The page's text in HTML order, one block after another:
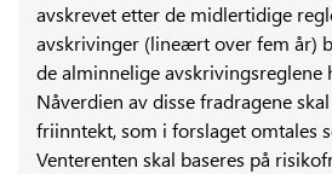
avskrevet etter de midlertidige
avskrivinger (lineært over fem år)
de alminnelige avskrivingsreglene
Nåverdien av disse fradragene
friinntekt, som i forslaget omtales
Venterenten skal baseres på